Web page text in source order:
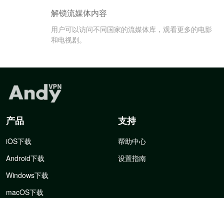
解锁流媒体内容
用户可以访问不同国家的流媒体库，观看更多的电影
和电视剧。
产品
iOS下载
Android下载
Windows下载
macOS下载
支持
帮助中心
设置指南